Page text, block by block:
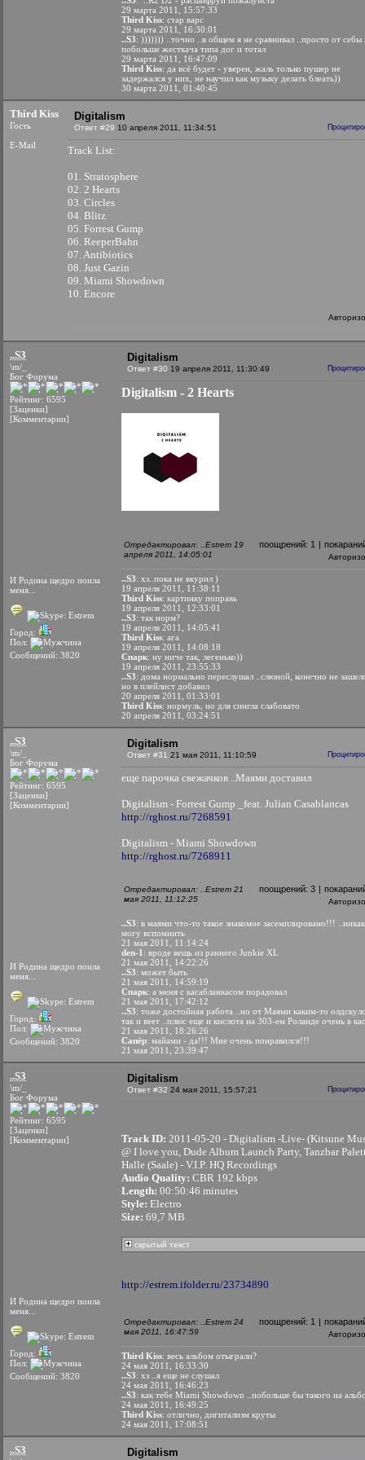
29 марта 2011, 15:57:33
Third Kiss: стар варс
29 марта 2011, 16:30:01
..S3: ))))))) ..точно ..в общем я не сравнивал ..просто от
побольше жесткача типа дог и тотал
29 марта 2011, 16:47:09
Third Kiss: да всё будет - уверен, жаль только пушер не
задержался у них, не научил как музыку делать блеать))
30 марта 2011, 01:40:45
Third Kiss
Гость
E-Mail
Digitalism
Ответ #29 10 апреля 2011, 11:34:51
Track List:
01. Stratosphere
02. 2 Hearts
03. Circles
04. Blitz
05. Forrest Gump
06. ReeperBahn
07. Antibiotics
08. Just Gazin
09. Miami Showdown
10. Encore
..S3
\m/_
Бог Форума
Рейтинг: 6595
[Заценки]
[Комментарии]
И Родина щедро поила
меня...
Город:
Пол:
Сообщений: 3820
Digitalism
Ответ #30 19 апреля 2011, 11:30:49
Digitalism - 2 Hearts
Отредактировал: ..Estrem 19
апреля 2011, 14:05:01
поощрений: 1 |
..S3: хз..пока не вкурил )
19 апреля 2011, 11:38:11
Third Kiss: картинку поправь
19 апреля 2011, 12:33:01
..S3: так норм?
19 апреля 2011, 14:05:41
Third Kiss: ага
19 апреля 2011, 14:08:18
Спарк: ну ниче так, легенько))
19 апреля 2011, 23:55:33
..S3: дома нормально переслушал ..слюной, конечно не
но в плейлист добавил
20 апреля 2011, 01:33:01
Third Kiss: нормуль, но для сингла слабовато
20 апреля 2011, 03:24:51
..S3
\m/_
Бог Форума
Рейтинг: 6595
[Заценки]
[Комментарии]
И Родина щедро поила
меня...
Город:
Пол:
Сообщений: 3820
Digitalism
Ответ #31 21 мая 2011, 11:10:59
еще парочка свежачков ..Маями доставил
Digitalism - Forrest Gump _feat. Julian Casablancas
http://rghost.ru/7268591
Digitalism - Miami Showdown
http://rghost.ru/7268911
Отредактировал: ..Estrem 21
мая 2011, 11:12:25
поощрений: 3 |
..S3: в маями что-то такое знакомое засемплировано!!!
могу вспомнить
21 мая 2011, 11:14:24
den-1 : вроде вещь из раннего Junkie XL
21 мая 2011, 14:22:26
..S3: может быть
21 мая 2011, 14:59:19
Спарк: а меня с касабланкасом порадовал
21 мая 2011, 17:42:12
..S3: тоже достойная работа ..но от Маями каким-то
так и веет ..плюс еще и кислота на 303-ем Роланде очень в
21 мая 2011, 18:26:26
Сапёр: майами - да!!! Мне очень понравился!!!
21 мая 2011, 23:39:47
..S3
\m/_
Бог Форума
Рейтинг: 6595
[Заценки]
[Комментарии]
И Родина щедро поила
меня...
Город:
Пол:
Сообщений: 3820
Digitalism
Ответ #32 24 мая 2011, 15:57:21
Track ID: 2011-05-20 - Digitalism -Live- (Kitsune
@ I love you, Dude Album Launch Party, Tanzbar
Halle (Saale) - V.I.P. HQ Recordings
Audio Quality: CBR 192 kbps
Length: 00:50:46 minutes
Style: Electro
Size: 69,7 MB
скрытый текст
http://estrem.ifolder.ru/23734890
Отредактировал: ..Estrem 24
мая 2011, 16:47:59
поощрений: 1 |
Third Kiss: весь альбом отыграли?
24 мая 2011, 16:33:30
..S3: хз ..я еще не слушал
24 мая 2011, 16:46:23
..S3: как тебе Miami Showdown ..побольше бы такого на
24 мая 2011, 16:49:25
Third Kiss: отлично, дигитализм круты
24 мая 2011, 17:08:51
..S3 Digitalism